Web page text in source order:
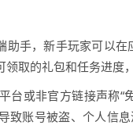
助手，新手玩家可以
取的礼包和任务进度
台或非官方链接声称“
致账号被盗、个人信